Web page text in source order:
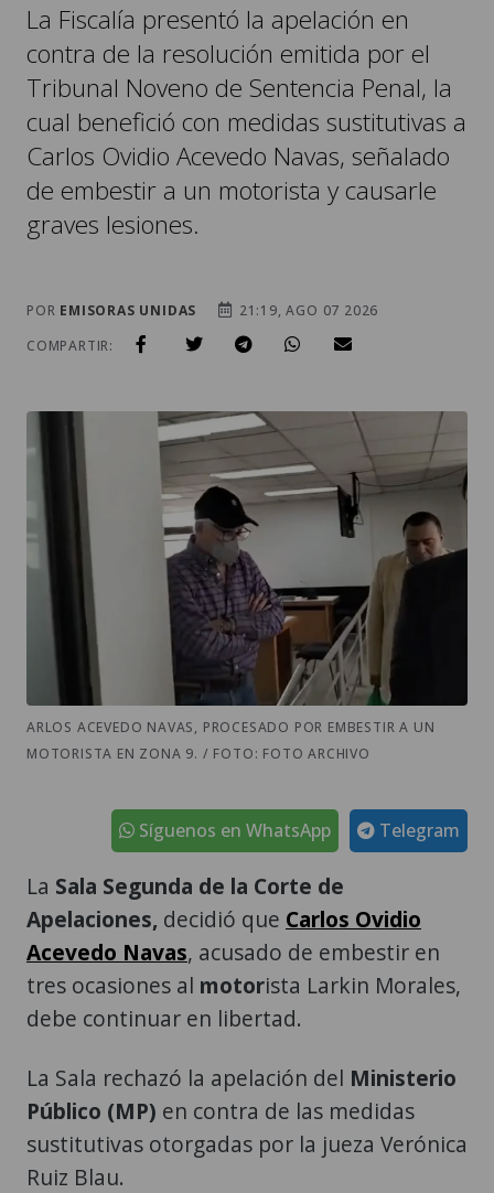
La Fiscalía presentó la apelación en
contra de la resolución emitida por el
Tribunal Noveno de Sentencia Penal, la
cual benefició con medidas sustitutivas a
Carlos Ovidio Acevedo Navas, señalado
de embestir a un motorista y causarle
graves lesiones.
POR EMISORAS UNIDAS
21:19, AGO 07 2026
COMPARTIR:
ARLOS ACEVEDO NAVAS, PROCESADO POR EMBESTIR A UN
MOTORISTA EN ZONA 9. / FOTO: FOTO ARCHIVO
Telegram
Síguenos en WhatsApp
La Sala Segunda de la Corte de
Apelaciones, decidió que Carlos Ovidio
Acevedo Navas, acusado de embestir en
tres ocasiones al motorista Larkin Morales,
debe continuar en libertad.
La Sala rechazó la apelación del Ministerio
Público (MP) en contra de las medidas
sustitutivas otorgadas por la jueza Verónica
Ruiz Blau.